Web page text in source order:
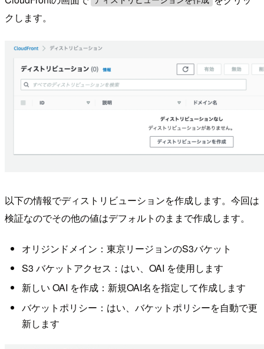
クします。
以下の情報でディストリビューションを作成します。今回は
検証なのでその他の値はデフォルトのままで作成します。
オリジンドメイン：東京リージョンのS3バケット
S3 バケットアクセス：はい、OAI を使用します
新しい OAI を作成：新規OAI名を指定して作成します
バケットポリシー：はい、バケットポリシーを自動で更
新します